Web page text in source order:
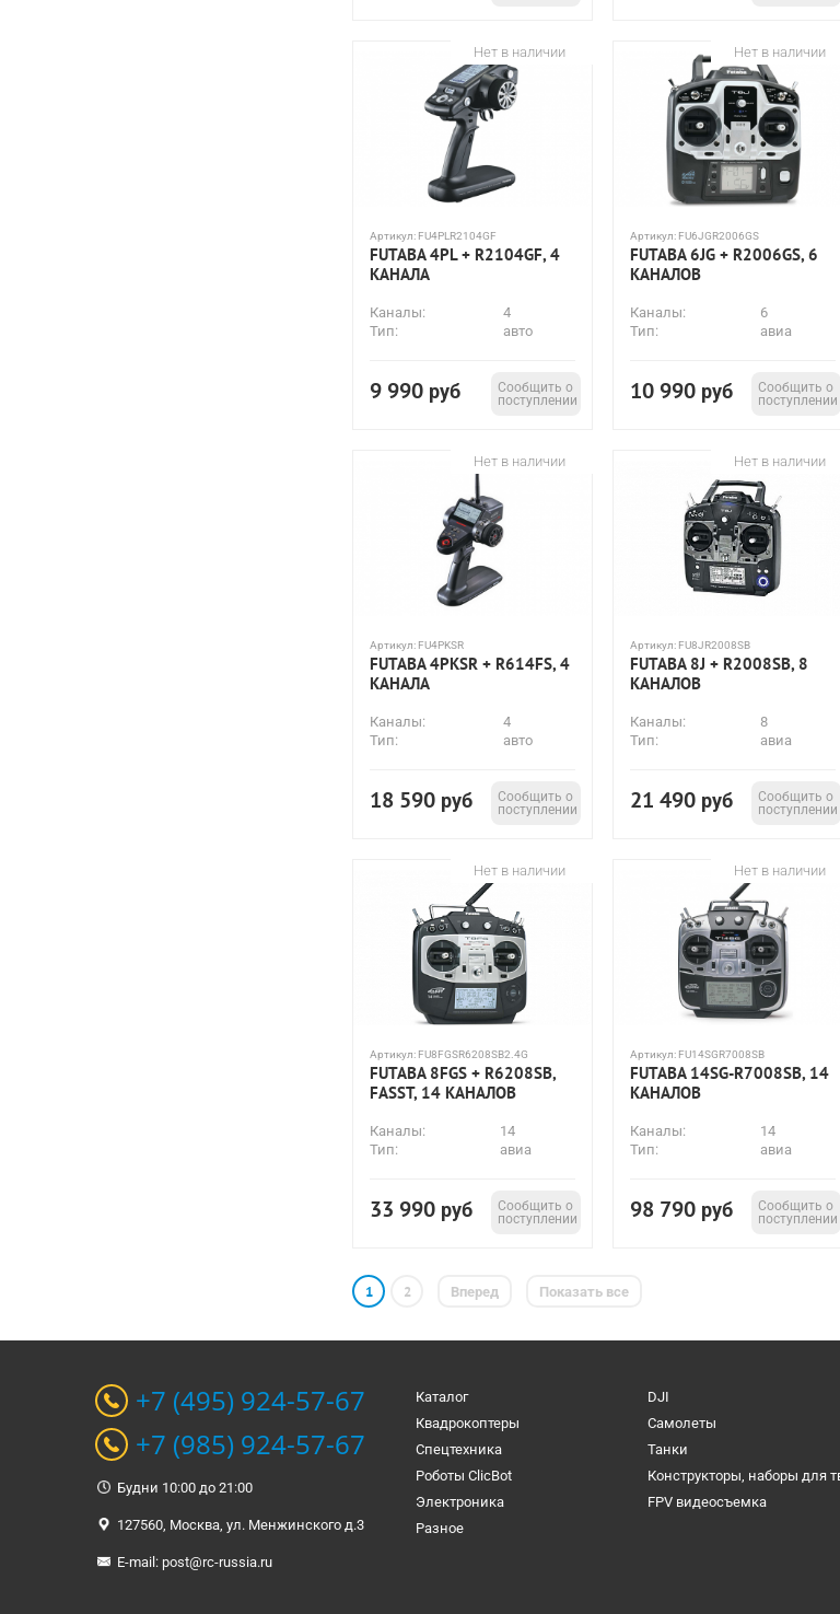
Нет в наличии
Артикул: FU4PLR2104GF
FUTABA 4PL + R2104GF, 4
КАНАЛА
Каналы:
4
Тип:
авто
9 990 руб
Сообщить о
поступлении
Нет в наличии
Артикул: FU6JGR2006GS
FUTABA 6JG + R2006GS, 6
КАНАЛОВ
Каналы:
6
Тип:
авиа
10 990 руб
Сообщить о
поступлении
Нет в наличии
Артикул: FU4PKSR
FUTABA 4PKSR + R614FS, 4
КАНАЛА
Каналы:
4
Тип:
авто
18 590 руб
Сообщить о
поступлении
Нет в наличии
Артикул: FU8JR2008SB
FUTABA 8J + R2008SB, 8
КАНАЛОВ
Каналы:
8
Тип:
авиа
21 490 руб
Сообщить о
поступлении
Нет в наличии
Артикул: FU8FGSR6208SB2.4G
FUTABA 8FGS + R6208SB,
FASST, 14 КАНАЛОВ
Каналы:
14
Тип:
авиа
33 990 руб
Сообщить о
поступлении
Нет в наличии
Артикул: FU14SGR7008SB
FUTABA 14SG-R7008SB, 14
КАНАЛОВ
Каналы:
14
Тип:
авиа
98 790 руб
Сообщить о
поступлении
1 2 Вперед Показать все
+7 (495) 924-57-67
+7 (985) 924-57-67
Будни 10:00 до 21:00
127560, Москва, ул. Менжинского д.3
E-mail: post@rc-russia.ru
Каталог DJI
Квадрокоптеры
Самолеты
Спецтехника
Танки
Роботы ClicBot
Электроника
FPV видеосъемка
Разное